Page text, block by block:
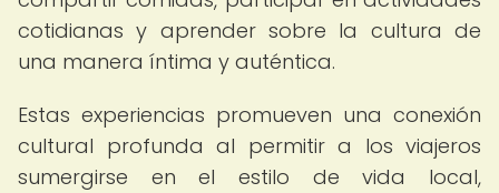
cotidianas y aprender sobre la cultura de
una manera íntima y auténtica.
Estas experiencias promueven una conexión
cultural profunda al permitir a los viajeros
sumergirse en el estilo de vida local,